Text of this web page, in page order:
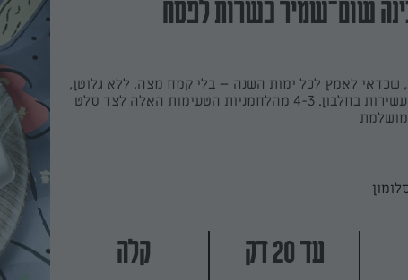
שום־שמיר כשרות לפסח
שכדאי לאמץ לכל ימות השנה – בלי קמח מצה, ללא גלוטן,
דלות פחמימות ועשירות בחלבון. 4-3 מהלחמניות הטעימות האלה לצד סלט
עד 20 דק קלה